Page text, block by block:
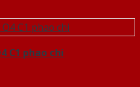
C1 phao chi